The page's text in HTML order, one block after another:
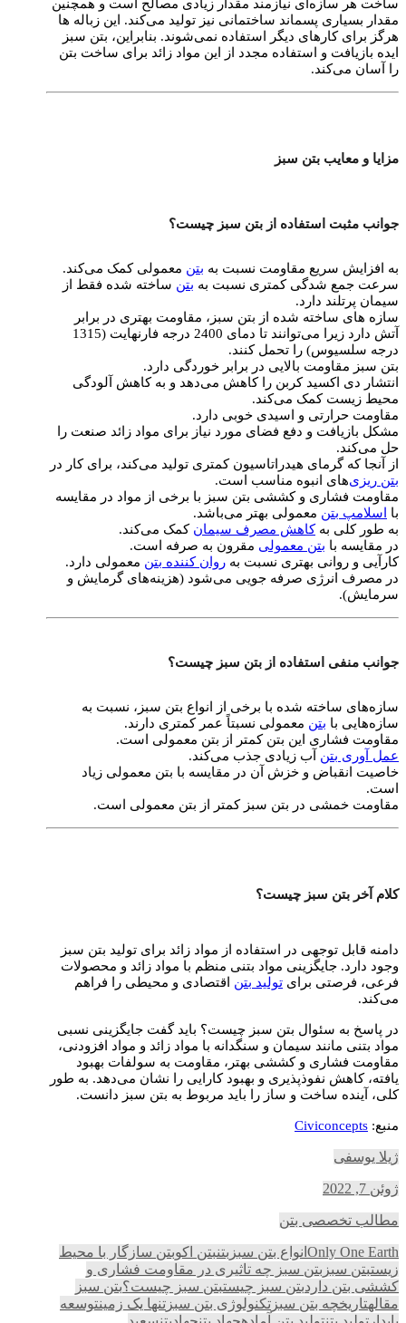
ساخت هر سازه‌ای نیازمند مقدار زیادی مصالح است و همچنین
مقدار بسیاری پسماند ساختمانی نیز تولید می‌کند. این زباله‌ ها
هرگز برای کارهای دیگر استفاده نمی‌شوند. بنابراین، بتن سبز
ایده بازیافت و استفاده مجدد از این مواد زائد برای ساخت بتن
را آسان می‌کند.
مزایا و معایب بتن سبز
جوانب مثبت استفاده از بتن سبز چیست؟
به افزایش سریع مقاومت نسبت به بتن معمولی کمک می‌کند.
سرعت جمع شدگی کمتری نسبت به بتن ساخته شده فقط از
سیمان پرتلند دارد.
سازه‌ های ساخته شده از بتن سبز، مقاومت بهتری در برابر
آتش دارد زیرا می‌توانند تا دمای 2400 درجه فارنهایت (1315
درجه سلسیوس) را تحمل کنند.
بتن سبز مقاومت بالایی در برابر خوردگی دارد.
انتشار دی اکسید کربن را کاهش می‌دهد و به کاهش آلودگی
محیط زیست کمک می‌کند.
مقاومت حرارتی و اسیدی خوبی دارد.
مشکل بازیافت و دفع فضای مورد نیاز برای مواد زائد صنعت را
حل می‌کند.
از آنجا که گرمای هیدراتاسیون کمتری تولید می‌کند، برای کار در
بتن ریزی‌های انبوه مناسب است.
مقاومت فشاری و کششی بتن سبز با برخی از مواد در مقایسه
با
اسلامپ بتن معمولی بهتر می‌باشد.
به طور کلی بهکاهش مصرف سیمان کمک می‌کند.
در مقایسه با بتن معمولی مقرون به صرفه است.
کارآیی و روانی بهتری نسبت به روان کننده بتن معمولی دارد.
در مصرف انرژی صرفه جویی می‌شود (هزینه‌های گرمایش و
سرمایش).
جوانب منفی استفاده از بتن سبز چیست؟
سازه‌های ساخته شده با برخی از انواع بتن سبز، نسبت به
سازه‌هایی با بتن معمولی نسبتاً عمر کمتری دارند.
مقاومت فشاری این بتن کمتر از بتن معمولی است.
عمل آوری بتن آب زیادی جذب می‌کند.
خاصیت انقباض و خزش آن در مقایسه با بتن معمولی زیاد
است.
مقاومت خمشی در بتن سبز کمتر از بتن معمولی است.
کلام آخر بتن سبز چیست؟
دامنه قابل توجهی در استفاده از مواد زائد برای تولید بتن سبز
وجود دارد. جایگزینی مواد بتنی منظم با مواد زائد و محصولات
فرعی، فرصتی برای تولید بتن اقتصادی و محیطی را فراهم
می‌کند.
در پاسخ به سئوال بتن سبز چیست؟ باید گفت جایگزینی نسبی
مواد بتنی مانند سیمان و سنگدانه با مواد زائد و مواد افزودنی،
مقاومت فشاری و کششی بهتر، مقاومت به سولفات بهبود
یافته، کاهش نفوذپذیری و بهبود کارایی را نشان می‌دهد. به طور
کلی، آینده ساخت و ساز را باید مربوط به بتن سبز دانست.
منبع: Civiconcepts
ژیلا یوسفی
ژوئن 7, 2022
مطالب تخصصی بتن
Only One Earth انواع بتن سبز بتنبتن اکوبتن سازگار با محیط
زیستبتن سبز بتن سبز چه تاثیری در مقاومت فشاری و
کششی بتن داردبتن سبز چیستبتن سبز چیست؟بتن سبز
مقالهتاریخچه بتن سبز تکنولوژی بتن سبز تنها یک زمینتوسعه